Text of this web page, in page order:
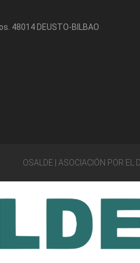
48014 DEUSTO-BILBAO
OSALDE | ASOCIACIÓN POR EL